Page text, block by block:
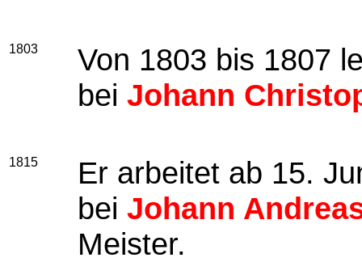
1803
Von 1803 bis 1807
bei Johann
1815
Er arbeitet ab 15.
bei Johann
Meister.